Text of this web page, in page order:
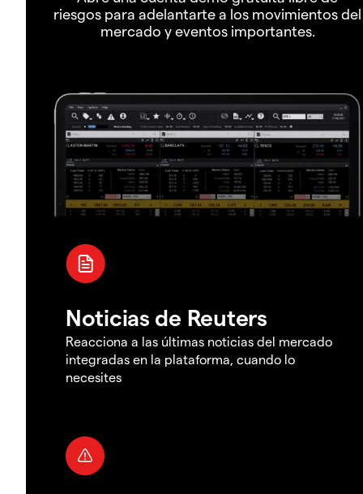
riesgos para adelantarte a los movimientos del
mercado y eventos importantes.
Noticias de Reuters
Reacciona a las últimas noticias del mercado
integradas en la plataforma, cuando lo
necesites